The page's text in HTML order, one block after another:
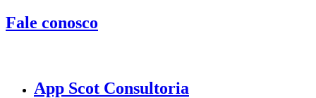
Fale conosco
App Scot Consultoria